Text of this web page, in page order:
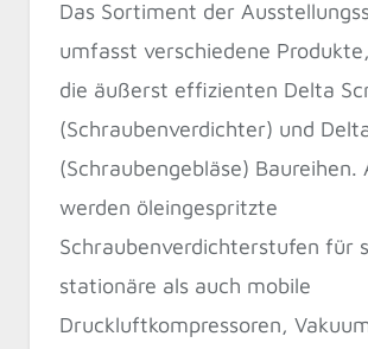
Das Sortiment der
umfasst verschiedene
die äußerst effizienten Delta
(Schraubenverdichter) und
(Schraubengebläse) Baureihen.
werden öleingespritzte
Schraubenverdichterstufen für
stationäre als auch mobile
Druckluftkompressoren,